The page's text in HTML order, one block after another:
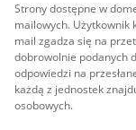
Strony dostępne w
mailowych. Użytkownik
mail zgadza się na
dobrowolnie podanych
odpowiedzi na
każdą z jednostek
osobowych.